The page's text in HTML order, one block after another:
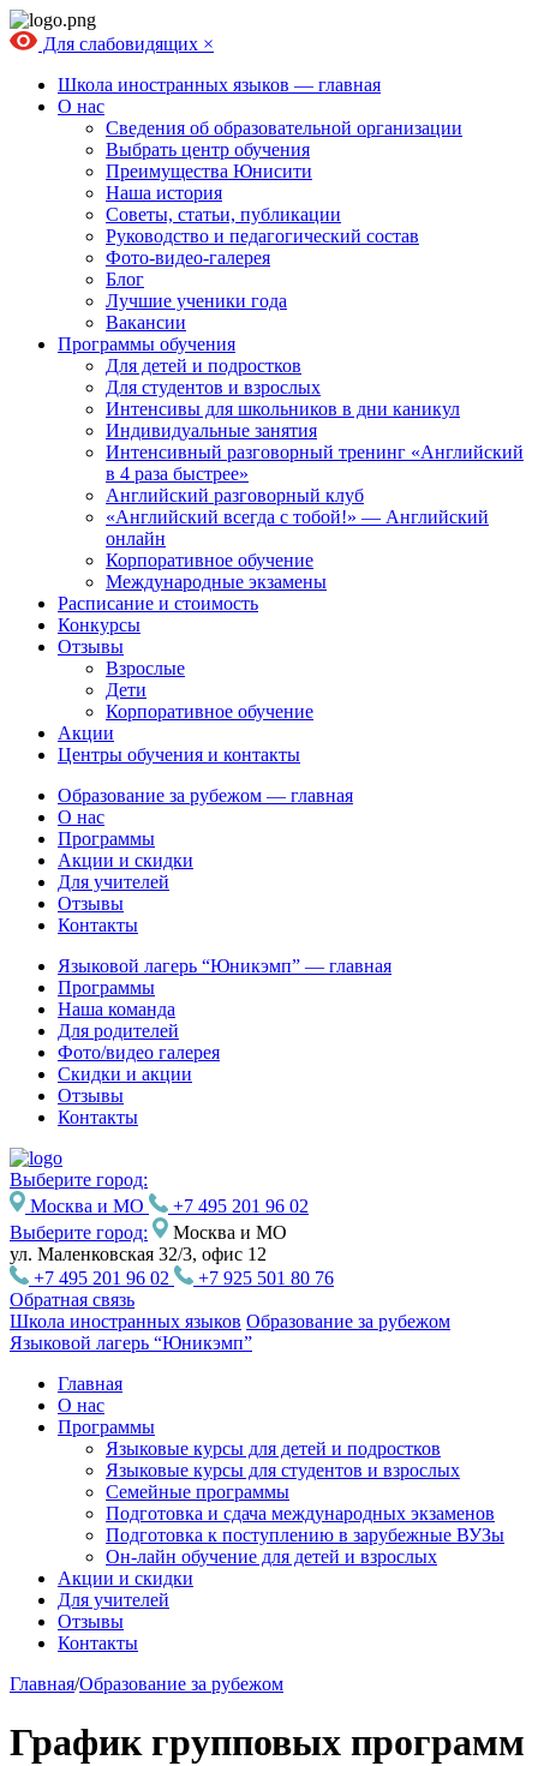
Для слабовидящих ×
Школа иностранных языков — главная
О нас
Сведения об образовательной организации
Выбрать центр обучения
Преимущества Юнисити
Наша история
Советы, статьи, публикации
Руководство и педагогический состав
Фото-видео-галерея
Блог
Лучшие ученики года
Вакансии
Программы обучения
Для детей и подростков
Для студентов и взрослых
Интенсивы для школьников в дни каникул
Индивидуальные занятия
Интенсивный разговорный тренинг «Английский
в 4 раза быстрее»
Английский разговорный клуб
«Английский всегда с тобой!» — Английский
онлайн
Корпоративное обучение
Международные экзамены
Расписание и стоимость
Конкурсы
Отзывы
Взрослые
Дети
Корпоративное обучение
Акции
Центры обучения и контакты
Образование за рубежом — главная
О нас
Программы
Акции и скидки
Для учителей
Отзывы
Контакты
Языковой лагерь “Юникэмп” — главная
Программы
Наша команда
Для родителей
Фото/видео галерея
Скидки и акции
Отзывы
Контакты
Выберите город:
Москва и МО
+7 495 201 96 02
Выберите город:
Москва и МО
ул. Маленковская 32/3, офис 12
+7 495 201 96 02
+7 925 501 80 76
Обратная связь
Школа иностранных языков Образование за рубежом
Языковой лагерь “Юникэмп”
Главная
О нас
Программы
Языковые курсы для детей и подростков
Языковые курсы для студентов и взрослых
Семейные программы
Подготовка и сдача международных экзаменов
Подготовка к поступлению в зарубежные ВУЗы
Он-лайн обучение для детей и взрослых
Акции и скидки
Для учителей
Отзывы
Контакты
Главная/Образование за рубежом
График групповых программ